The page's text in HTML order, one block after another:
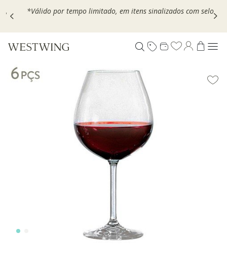
*Válido por tempo limitado, em itens sinalizados com selo